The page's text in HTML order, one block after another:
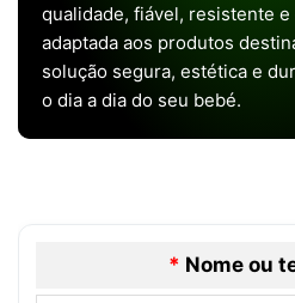
qualidade, fiável, resistente
adaptada aos produtos
solução segura, estética e
o dia a dia do seu bebé.
* Nome ou